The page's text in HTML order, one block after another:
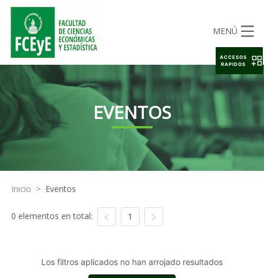
MENÚ
EVENTOS
Inicio > Eventos
0 elementos en total: 1
Los filtros aplicados no han arrojado resultados
ACCESOS
RAPIDOS